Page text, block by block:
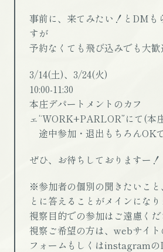
事前に、来てみたい！とDMも
すが
予約なくても飛び込みでも大歓
3/14(土)、3/24(火)
10:00-11:30
本庄デパートメントのカフ
ェ“WORK+PARLOR”にて(本
途中参加・退出もちろんOK
ぜひ、お待ちしておりますー！
※参加者の個別の聞きたいこと
とに答えることがメインになり
視察目的での参加はご遠慮くだ
視察ご希望の方は、webサイ
フォームもしくはinstagramの